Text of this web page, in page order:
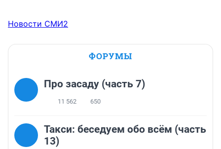
Новости СМИ2
ФОРУМЫ
Про засаду (часть 7)
11 562 650
Такси: беседуем обо всём (часть
13)